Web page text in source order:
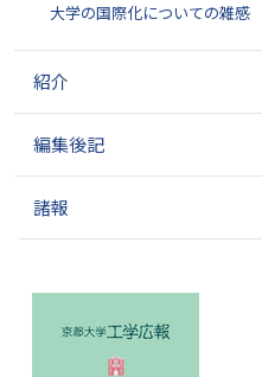
大学の国際化についての雑感
紹介
編集後記
諸報